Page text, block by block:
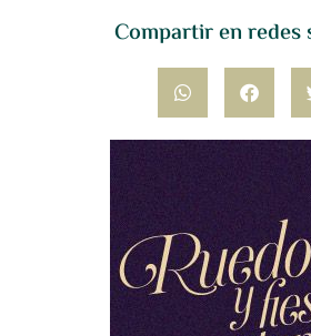
Compartir en redes